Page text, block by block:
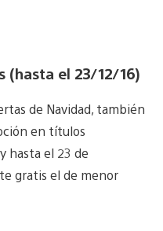
(hasta el 23/12/16)
de Navidad, también
en títulos
hasta el 23 de
gratis el de menor